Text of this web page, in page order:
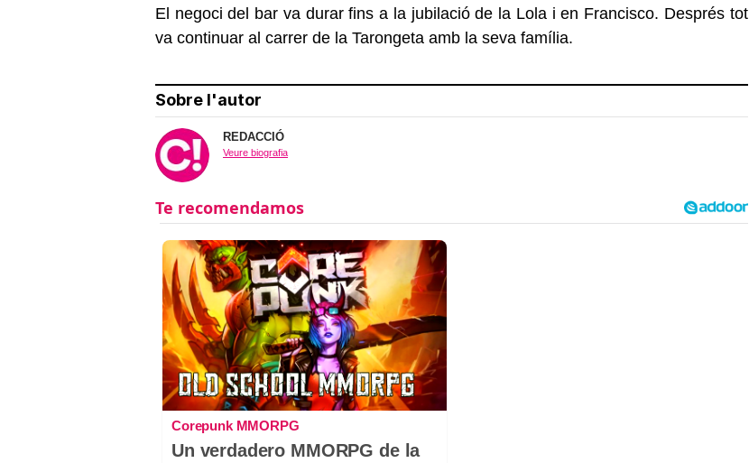
El negoci del bar va durar fins a la jubilació de la Lola i en Francisco. Després tot
va continuar al carrer de la Tarongeta amb la seva família.
Sobre l'autor
REDACCIÓ
Veure biografia
Corepunk MMORPG
Un verdadero MMORPG de la